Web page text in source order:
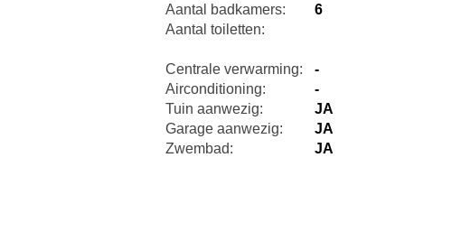
Aantal badkamers:
6
Aantal toiletten:
Centrale verwarming:
-
Airconditioning:
-
Tuin aanwezig:
JA
Garage aanwezig:
JA
Zwembad:
JA